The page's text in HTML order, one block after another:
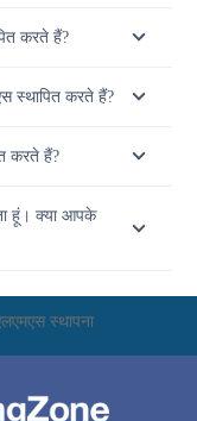
करते हैं?
स्थापित करते हैं?
करते हैं?
हूं। क्या आपके
स्थापना